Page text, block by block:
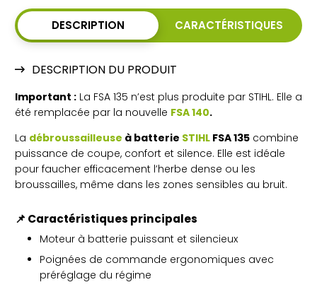
DESCRIPTION CARACTÉRISTIQUES
DESCRIPTION DU PRODUIT
Important : La FSA 135 n’est plus produite par STIHL. Elle a
été remplacée par la nouvelle FSA 140.
La débroussailleuse à batterie STIHL FSA 135 combine
puissance de coupe, confort et silence. Elle est idéale
pour faucher efficacement l’herbe dense ou les
broussailles, même dans les zones sensibles au bruit.
📌 Caractéristiques principales
Moteur à batterie puissant et silencieux
Poignées de commande ergonomiques avec
préréglage du régime